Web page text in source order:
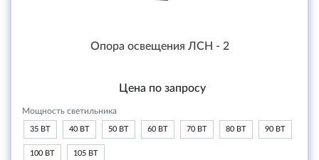
Опора освещения ЛСН - 2
Цена по запросу
Мощность светильника
35 ВТ 40 ВТ 50 ВТ 60 ВТ 70 ВТ 80 ВТ 90 ВТ
100 ВТ 105 ВТ